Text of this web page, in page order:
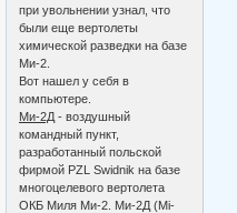
при увольнении узнал, что
были еще вертолеты
химической разведки на базе
Ми-2.
Вот нашел у себя в
компьютере.
Ми-2Д - воздушный
командный пункт,
разработанный польской
фирмой PZL Swidnik на базе
многоцелевого вертолета
ОКБ Миля Ми-2. Ми-2Д (Mi-